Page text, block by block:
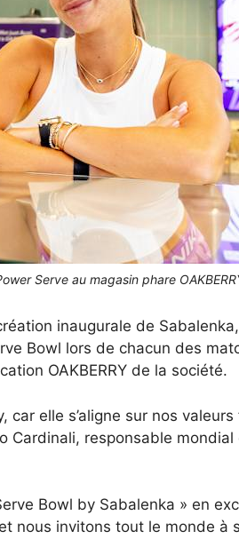
Serve au magasin phare
inaugurale de
Bowl lors de chacun des
OAKBERRY de la société.
elle s’aligne sur nos
Cardinali, responsable mondial
Bowl by Sabalenka » en
nous invitons tout le monde à